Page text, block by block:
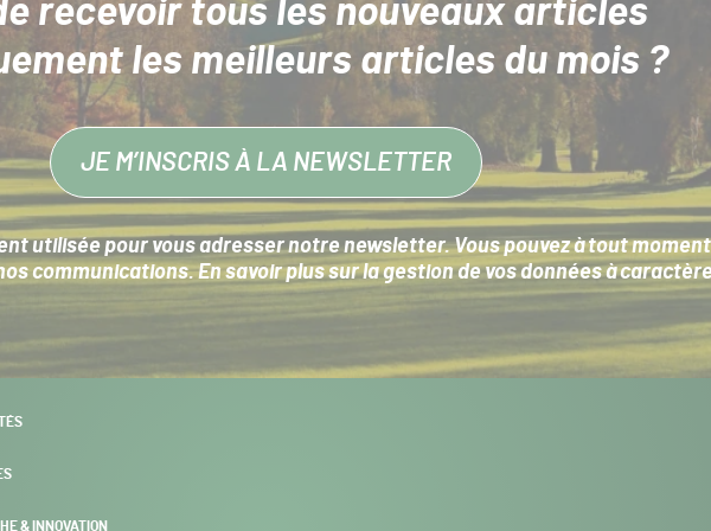
recevoir tous les nouveaux articles
les meilleurs articles du mois ?
JE M’INSCRIS À LA NEWSLETTER
utilisée pour vous adresser notre newsletter. Vous pouvez à tout
communications. En savoir plus sur lagestion de vos données à
& INNOVATION